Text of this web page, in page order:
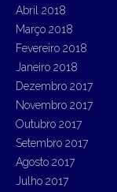
Abril 2018
Março 2018
Fevereiro 2018
Janeiro 2018
Dezembro 2017
Novembro 2017
Outubro 2017
Setembro 2017
Agosto 2017
Julho 2017